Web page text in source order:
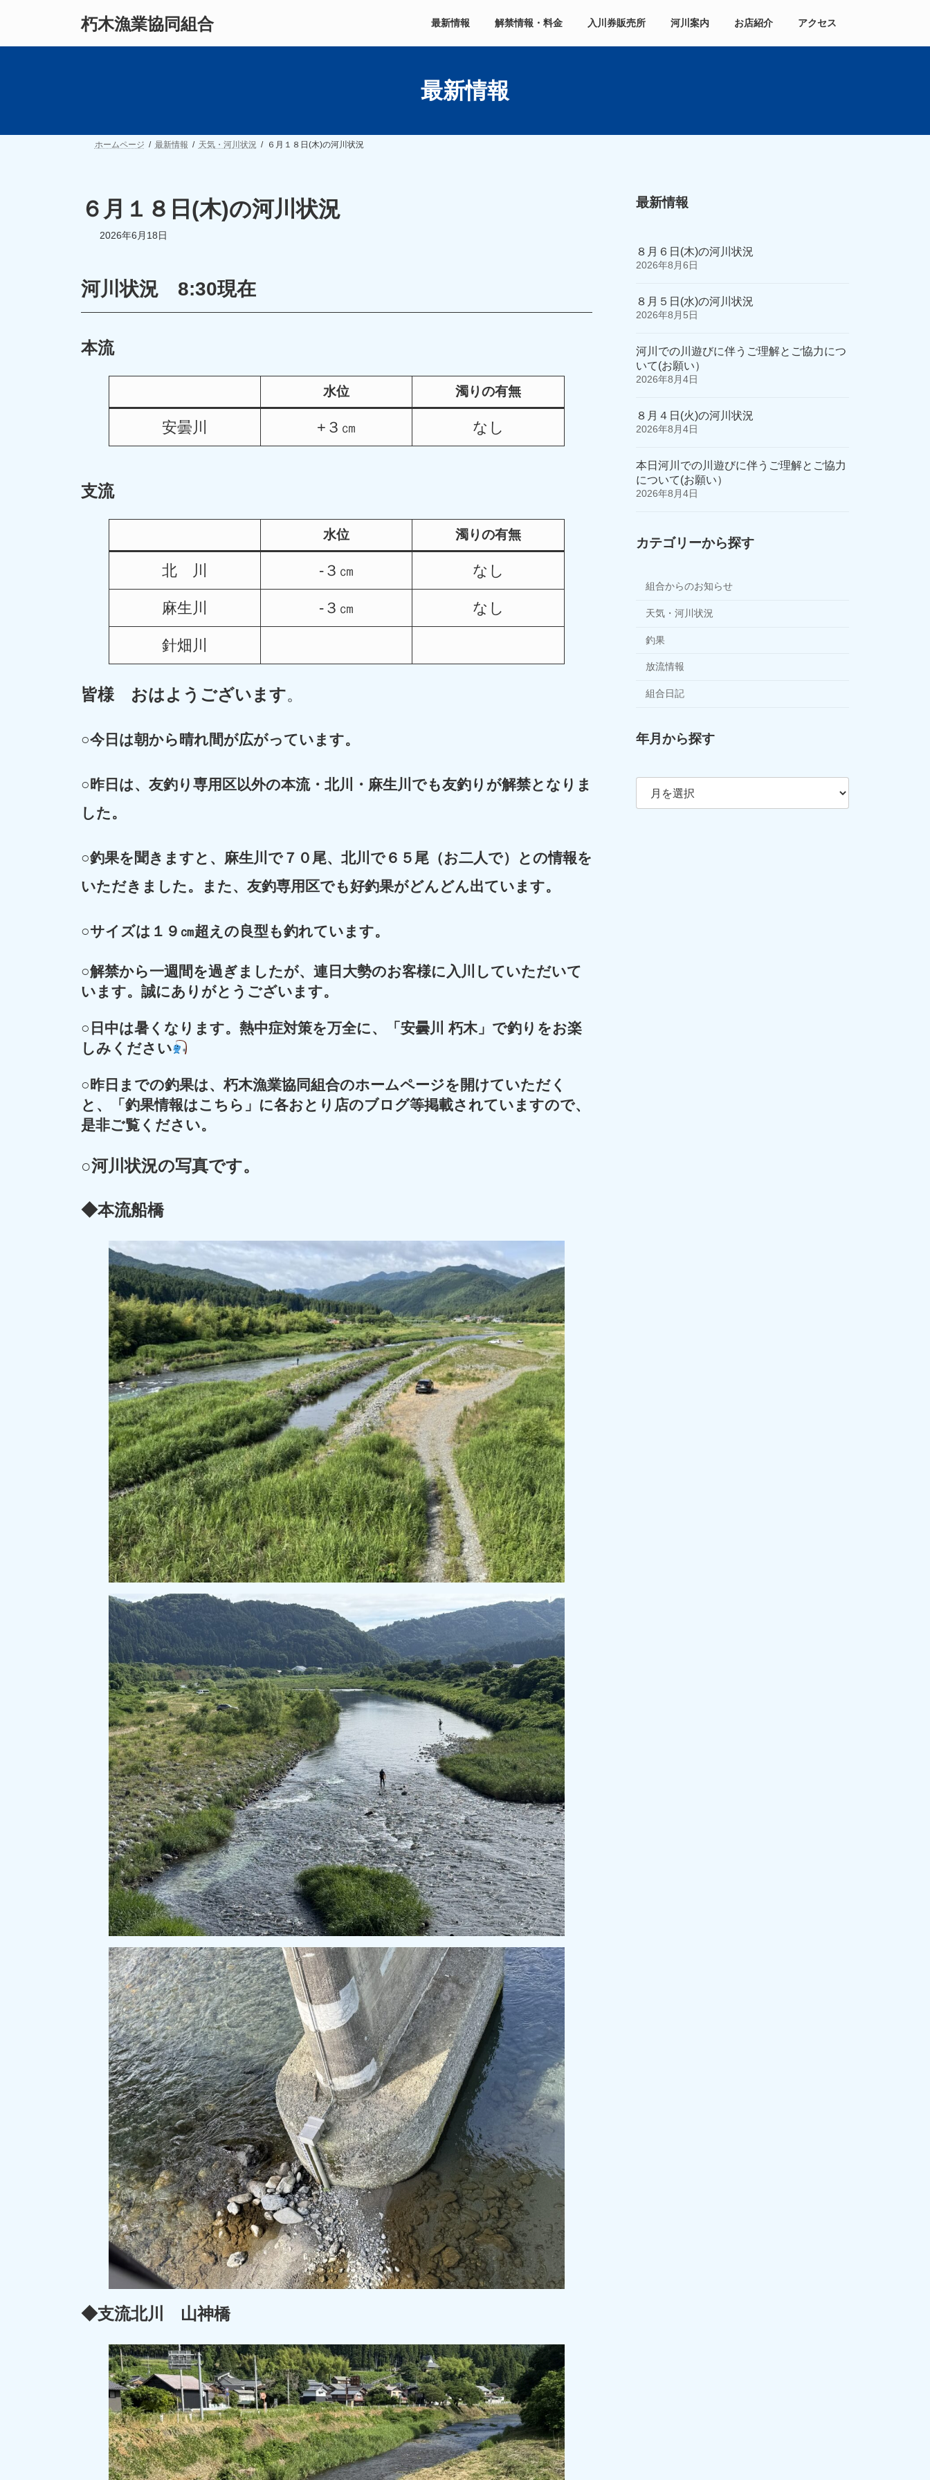
ン
プ
ー
動
朽木漁業協同組合 最新情報 解禁情報・料金 入川券販売所 河川案内 お店紹介 アクセス
最新情報
ホームページ 最新情報 天気・河川状況 ６月１８日(木)の河川状況
６月１８日(木)の河川状況
2026年6月18日
河川状況 8:30現在
本流
水位 濁りの有無
安曇川 +３㎝ なし
支流
水位 濁りの有無
北 川 -３㎝ なし
麻生川 -３㎝ なし
針畑川
皆様 おはようございます。
○今日は朝から晴れ間が広がっています。
○昨日は、友釣り専用区以外の本流・北川・麻生川でも友釣りが解禁となりま
した。
○釣果を聞きますと、麻生川で７０尾、北川で６５尾（お二人で）との情報を
いただきました。また、友釣専用区でも好釣果がどんどん出ています。
○サイズは１９㎝超えの良型も釣れています。
○解禁から一週間を過ぎましたが、連日大勢のお客様に入川していただいて
います。誠にありがとうございます。
○ 日中は暑くなります。熱中症対策を万全に、「安曇川 朽木」で釣りをお楽
しみください
○昨日までの釣果は、朽木漁業協同組合のホームページを開けていただく
と、「釣果情報はこちら」に各おとり店のブログ等掲載されていますので、
是非ご覧ください。
○河川状況の写真です。
◆本流船橋
◆支流北川 山神橋
最新情報
８月６日(木)の河川状況
2026年8月6日
８月５日(水)の河川状況
2026年8月5日
河川での川遊びに伴うご理解とご協力につ
いて(お願い）
2026年8月4日
８月４日(火)の河川状況
2026年8月4日
本日河川での川遊びに伴うご理解とご協力
について(お願い）
2026年8月4日
カテゴリーから探す
組合からのお知らせ
天気・河川状況
釣果
放流情報
組合日記
年月から探す
ア
カ